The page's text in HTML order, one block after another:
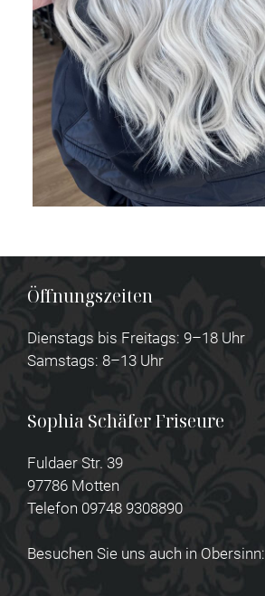
Öffnungszeiten
Dienstags bis Freitags: 9–18 Uhr
Samstags: 8–13 Uhr
Sophia Schäfer Friseure
Fuldaer Str. 39
97786 Motten
Telefon 09748 9308890
Besuchen Sie uns auch in Obersinn: